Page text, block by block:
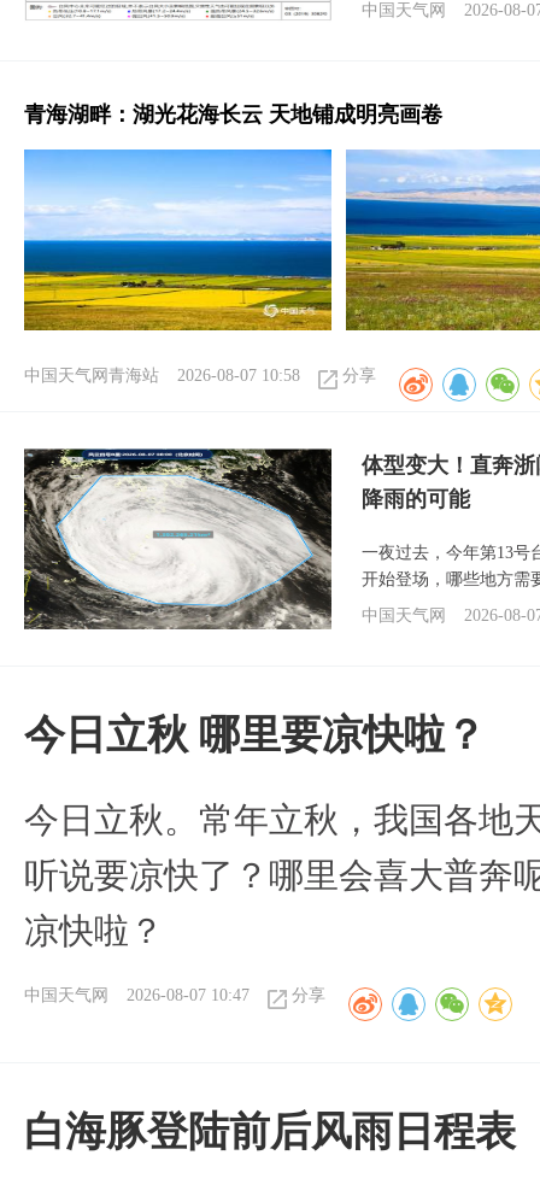
中国天气网 2026-08-
青海湖畔：湖光花海长云 天地铺成明亮画卷
中国天气网青海站 2026-08-07 10:58 分享
体型变大！直奔
降雨的可能
一夜过去，今年第13号
开始登场，哪些地方需
中国天气网
2026-08-
今日立秋 哪里要凉快啦？
今日立秋。常年立秋，我国各地
听说要凉快了？哪里会喜大普奔
凉快啦？
中国天气网 2026-08-07 10:47 分享
白海豚登陆前后风雨日程表